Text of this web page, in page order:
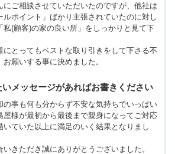
にご相談させていただいたのですが、他社は
ルポイント」ばかり主張されていたのに対し
私(顧客)の家の良い所」をしっかりと見て下
にとってもベストな取り引きをして下さる不
願いする事に決めました。
メッセージがあればお書きください
の事も何も分からず不安な気持ちでいっぱい
屋様が最初から最後まで親身になってご対応
いていた以上に満足のいく結果となりまし
きただき誠にありがとうございました。